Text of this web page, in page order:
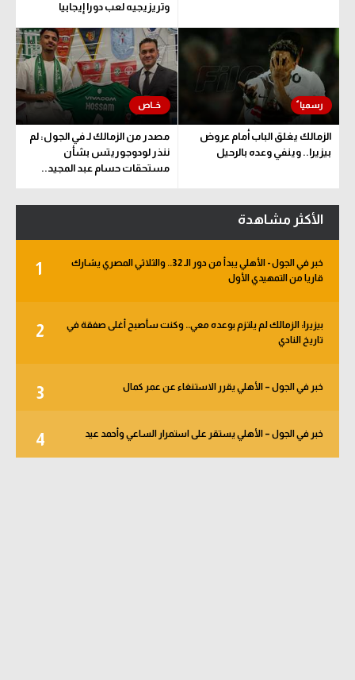
وتريزيجيه لعب دورا إيجابيا
الزمالك يغلق الباب أمام عروض
بيزيرا.. وينفي وعده بالرحيل
مصدر من الزمالك لـ في الجول: لم
ننذر لودوجوريتس بشأن
مستحقات حسام عبد المجيد..
الأكثر مشاهدة
1
خبر في الجول - الأهلي يبدأ من دور الـ 32.. والثلاثي المصري يشارك
قاريا من التمهيدي الأول
2
بيزيرا: الزمالك لم يلتزم بوعده معي.. وكنت سأصبح أغلى صفقة في
تاريخ النادي
3 خبر في الجول – الأهلي يقرر الاستنغاء عن عمر كمال
4 خبر في الجول – الأهلي يستقر على استمرار الساعي وأحمد عيد